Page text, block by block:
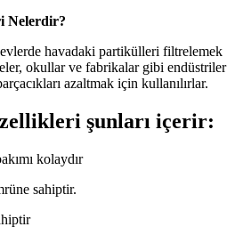
Nelerdir?
havadaki partikülleri filtrelemek
okullar ve fabrikalar gibi endüstriler
azaltmak için kullanılırlar.
şunları içerir:
kolaydır
sahiptir.